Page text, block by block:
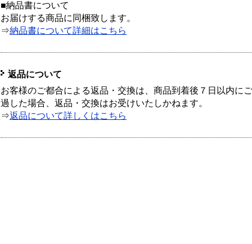
■納品書について
お届けする商品に同梱致します。
⇒納品書について詳細はこちら
返品について
お客様のご都合による返品・交換は、商品到着後７日以内に
過した場合、返品・交換はお受けいたしかねます。
⇒返品について詳しくはこちら